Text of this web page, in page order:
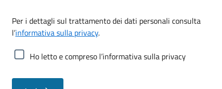
Per i dettagli sul trattamento dei dati personali consulta
l’informativa sulla privacy.
Ho letto e compreso l’informativa sulla privacy